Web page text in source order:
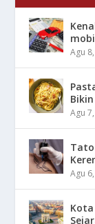
Agu
Agu
Tato
Agu